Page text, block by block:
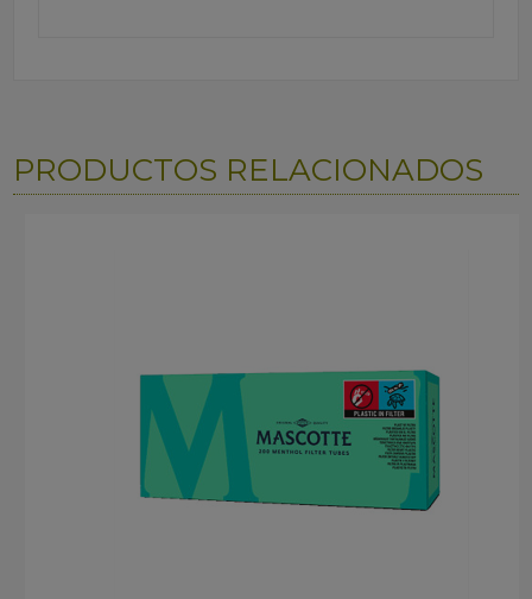
PRODUCTOS RELACIONADOS